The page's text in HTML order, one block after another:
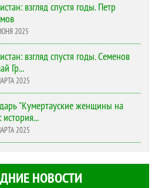
взгляд спустя годы. Петр
2025
взгляд спустя годы. Семенов
Гр...
2025
"Кумертауские женщины на
история...
2025
НОВОСТИ